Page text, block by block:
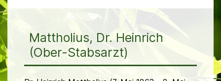
Mattholius, Dr. Heinrich
(Ober-Stabsarzt)